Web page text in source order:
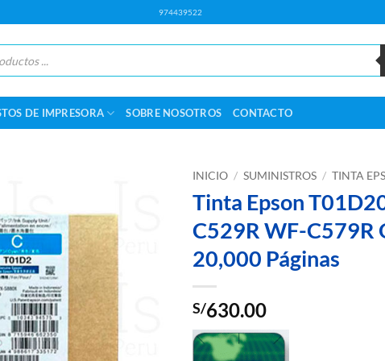
974439522
DE IMPRESORA SOBRE NOSOTROS CONTACTO
INICIO / SUMINISTROS / TINTA
Tinta Epson
C529R WF-C579R
20,000 Páginas
S/630.00